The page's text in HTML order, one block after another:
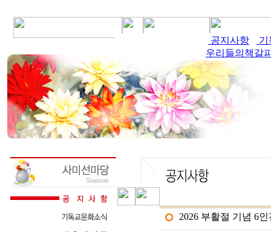
공지사항
기
우리들의책갈
공지사항
기
우리들의책갈
2026 부활절 기념 6